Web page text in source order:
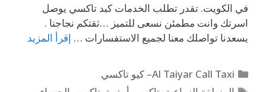
في الكويت. تقدر تطلب الخدمات كبد تاكسي يوصل
اسرتك وانت مطمئن نسعى للتميز …ثقتكم نجاجنا .
يسعدنا تواصلك معنا لجميع الاستفسارات … إقرأ المزيد
Al Taiyar Call Taxi– كيو تاكسي